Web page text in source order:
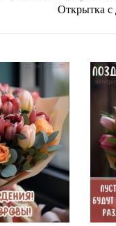
Открытка с